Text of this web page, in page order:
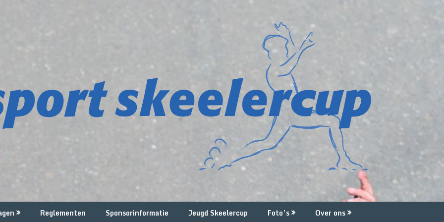
Reglementen Sponsorinformatie Jeugd Skeelercup Foto’s
Over ons